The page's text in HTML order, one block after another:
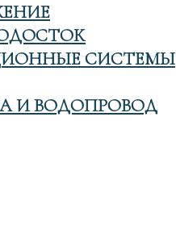
СИСТЕМЫ
И ВОДОПРОВОД